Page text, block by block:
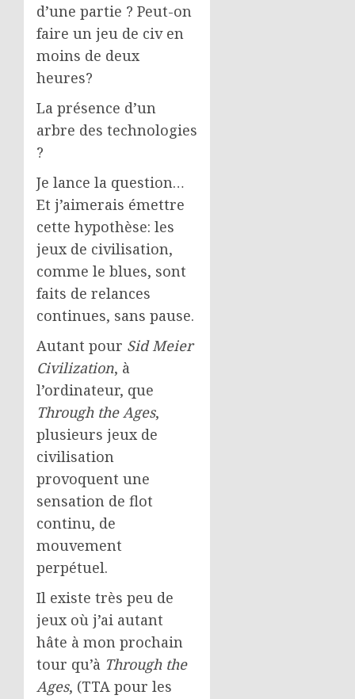
d’une partie ? Peut-on
faire un jeu de civ en
moins de deux
heures?
La présence d’un
arbre des technologies
?
Je lance la question…
Et j’aimerais émettre
cette hypothèse: les
jeux de civilisation,
comme le blues, sont
faits de relances
continues, sans pause.
Autant pour Sid Meier
Civilization, à
l’ordinateur, que
Through the Ages,
plusieurs jeux de
civilisation
provoquent une
sensation de flot
continu, de
mouvement
perpétuel.
Il existe très peu de
jeux où j’ai autant
hâte à mon prochain
tour qu’à Through the
Ages, (TTA pour les